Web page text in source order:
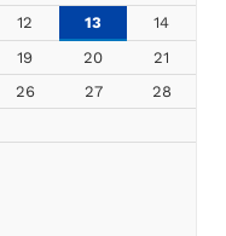
12 13
14
19 20
21
26 27
28